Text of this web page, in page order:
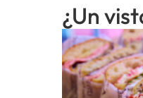
¿Un